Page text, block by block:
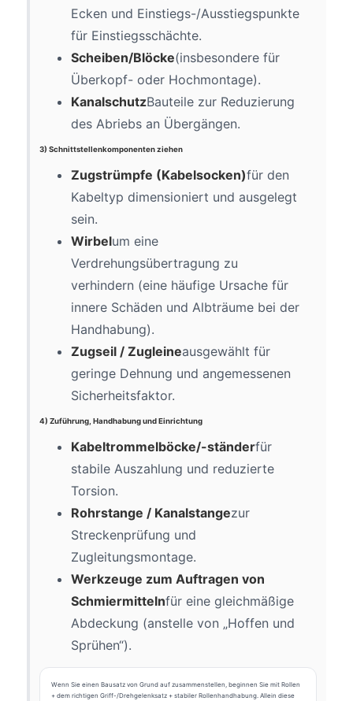
Ecken und Einstiegs-/Ausstiegspunkte
für Einstiegsschächte.
Scheiben/Blöcke(insbesondere für
Überkopf- oder Hochmontage).
KanalschutzBauteile zur Reduzierung
des Abriebs an Übergängen.
3) Schnittstellenkomponenten ziehen
Zugstrümpfe (Kabelsocken)für den
Kabeltyp dimensioniert und ausgelegt
sein.
Wirbelum eine
Verdrehungsübertragung zu
verhindern (eine häufige Ursache für
innere Schäden und Albträume bei der
Handhabung).
Zugseil / Zugleineausgewählt für
geringe Dehnung und angemessenen
Sicherheitsfaktor.
4) Zuführung, Handhabung und Einrichtung
Kabeltrommelböcke/-ständerfür
stabile Auszahlung und reduzierte
Torsion.
Rohrstange / Kanalstangezur
Streckenprüfung und
Zugleitungsmontage.
Werkzeuge zum Auftragen von
Schmiermittelnfür eine gleichmäßige
Abdeckung (anstelle von „Hoffen und
Sprühen“).
Wenn Sie einen Bausatz von Grund auf zusammenstellen, beginnen Sie mit Rollen
+ dem richtigen Griff-/Drehgelenksatz + stabiler Rollenhandhabung. Allein diese